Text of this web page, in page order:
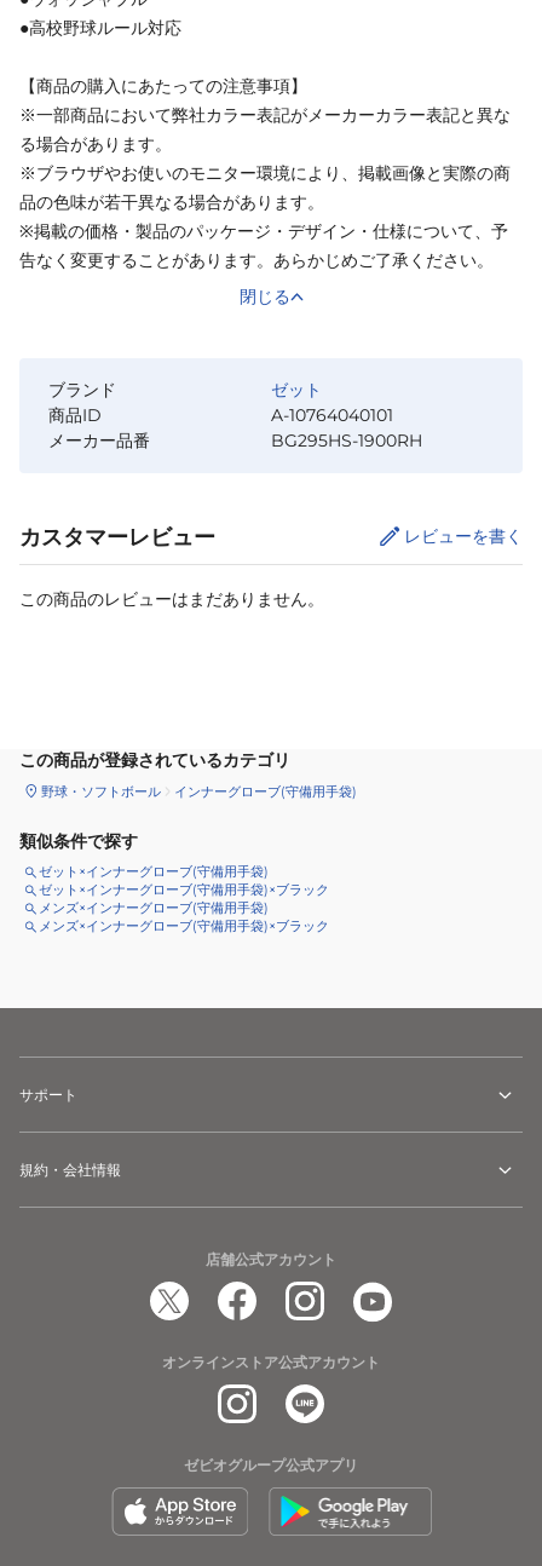
●高校野球ルール対応
【商品の購入にあたっての注意事項】
※一部商品において弊社カラー表記がメーカーカラー表記と異な
る場合があります。
※ブラウザやお使いのモニター環境により、掲載画像と実際の商
品の色味が若干異なる場合があります。
※掲載の価格・製品のパッケージ・デザイン・仕様について、予
告なく変更することがあります。あらかじめご了承ください。
閉じる
ブランド
ゼット
商品ID
A-10764040101
メーカー品番
BG295HS-1900RH
カスタマーレビュー レビューを書く
この商品のレビューはまだありません。
この商品が登録されているカテゴリ
野球・ソフトボール インナーグローブ(守備用手袋)
類似条件で探す
ゼット×インナーグローブ(守備用手袋)
ゼット×インナーグローブ(守備用手袋)×ブラック
メンズ×インナーグローブ(守備用手袋)
メンズ×インナーグローブ(守備用手袋)×ブラック
サポート
規約・会社情報
店舗公式アカウント
オンラインストア公式アカウント
ゼビオグループ公式アプリ